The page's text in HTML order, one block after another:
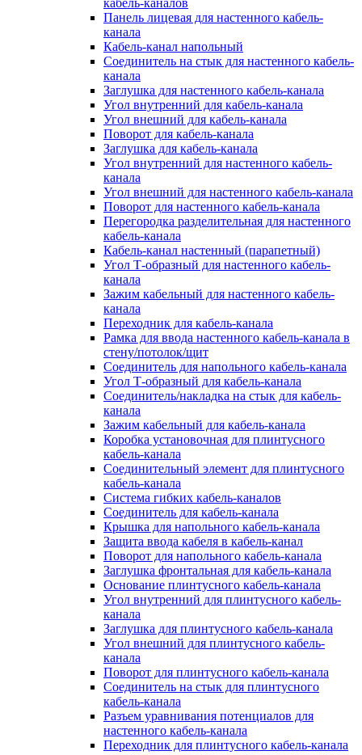
кабель-каналов
Панель лицевая для настенного кабель-
канала
Кабель-канал напольный
Соединитель на стык для настенного кабель-
канала
Заглушка для настенного кабель-канала
Угол внутренний для кабель-канала
Угол внешний для кабель-канала
Поворот для кабель-канала
Заглушка для кабель-канала
Угол внутренний для настенного кабель-
канала
Угол внешний для настенного кабель-канала
Поворот для настенного кабель-канала
Перегородка разделительная для настенного
кабель-канала
Кабель-канал настенный (парапетный)
Угол Т-образный для настенного кабель-
канала
Зажим кабельный для настенного кабель-
канала
Переходник для кабель-канала
Рамка для ввода настенного кабель-канала в
стену/потолок/щит
Соединитель для напольного кабель-канала
Угол Т-образный для кабель-канала
Соединитель/накладка на стык для кабель-
канала
Зажим кабельный для кабель-канала
Коробка установочная для плинтусного
кабель-канала
Соединительный элемент для плинтусного
кабель-канала
Система гибких кабель-каналов
Соединитель для кабель-канала
Крышка для напольного кабель-канала
Защита ввода кабеля в кабель-канал
Поворот для напольного кабель-канала
Заглушка фронтальная для кабель-канала
Основание плинтусного кабель-канала
Угол внутренний для плинтусного кабель-
канала
Заглушка для плинтусного кабель-канала
Угол внешний для плинтусного кабель-
канала
Поворот для плинтусного кабель-канала
Соединитель на стык для плинтусного
кабель-канала
Разъем уравнивания потенциалов для
настенного кабель-канала
Переходник для плинтусного кабель-канала